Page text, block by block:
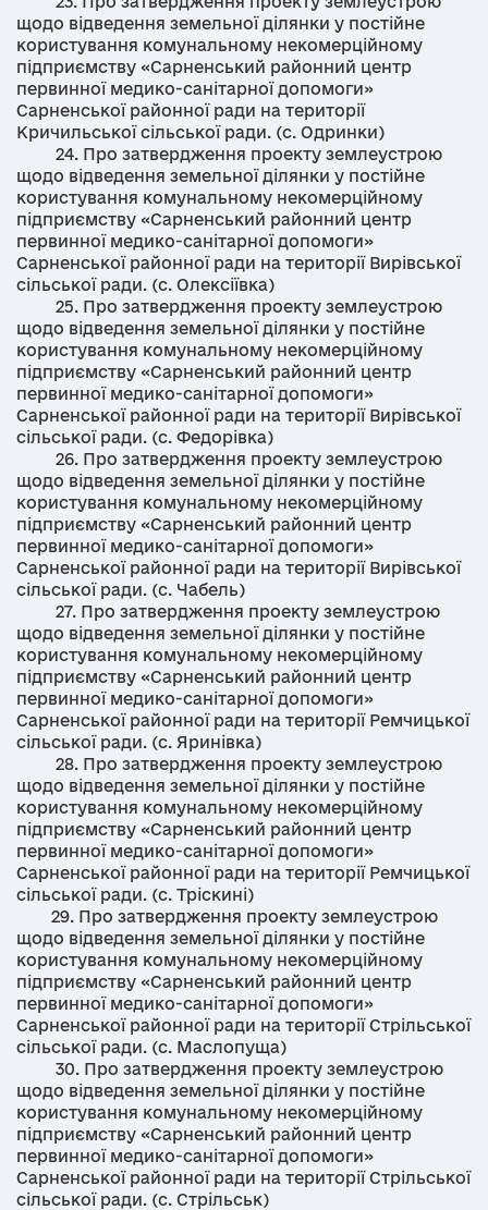
щодо відведення земельної ділянки у постійне
користування комунальному некомерційному
підприємству «Сарненський районний центр
первинної медико-санітарної допомоги»
Сарненської районної ради на території
Кричильської сільської ради. (с. Одринки)
24. Про затвердження проекту землеустрою
щодо відведення земельної ділянки у постійне
користування комунальному некомерційному
підприємству «Сарненський районний центр
первинної медико-санітарної допомоги»
Сарненської районної ради на території Вирівської
сільської ради. (с. Олексіївка)
25. Про затвердження проекту землеустрою
щодо відведення земельної ділянки у постійне
користування комунальному некомерційному
підприємству «Сарненський районний центр
первинної медико-санітарної допомоги»
Сарненської районної ради на території Вирівської
сільської ради. (с. Федорівка)
26. Про затвердження проекту землеустрою
щодо відведення земельної ділянки у постійне
користування комунальному некомерційному
підприємству «Сарненський районний центр
первинної медико-санітарної допомоги»
Сарненської районної ради на території Вирівської
сільської ради. (с. Чабель)
27. Про затвердження проекту землеустрою
щодо відведення земельної ділянки у постійне
користування комунальному некомерційному
підприємству «Сарненський районний центр
первинної медико-санітарної допомоги»
Сарненської районної ради на території Ремчицької
сільської ради. (с. Яринівка)
28. Про затвердження проекту землеустрою
щодо відведення земельної ділянки у постійне
користування комунальному некомерційному
підприємству «Сарненський районний центр
первинної медико-санітарної допомоги»
Сарненської районної ради на території Ремчицької
сільської ради. (с. Тріскині)
29. Про затвердження проекту землеустрою
щодо відведення земельної ділянки у постійне
користування комунальному некомерційному
підприємству «Сарненський районний центр
первинної медико-санітарної допомоги»
Сарненської районної ради на території Стрільської
сільської ради. (с. Маслопуща)
30. Про затвердження проекту землеустрою
щодо відведення земельної ділянки у постійне
користування комунальному некомерційному
підприємству «Сарненський районний центр
первинної медико-санітарної допомоги»
Сарненської районної ради на території Стрільської
сільської ради. (с. Стрільськ)